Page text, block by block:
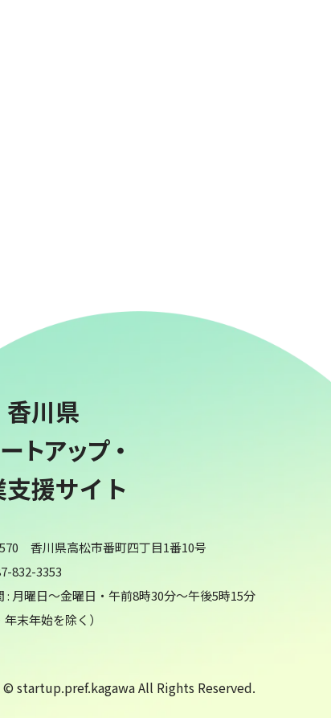
香川県
トアップ・
援サイト
香川県高松市番町四丁目1番10号
832-3353
: 月曜日～金曜日・午前8時30分～午後5時15分
年末年始を除く）
startup.pref.kagawa All Rights Reserved.